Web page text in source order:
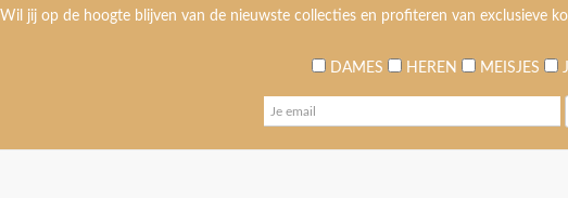
Wil jij op de hoogte blijven van de nieuwste collecties en profiteren van exclusieve
DAMES HEREN MEISJES